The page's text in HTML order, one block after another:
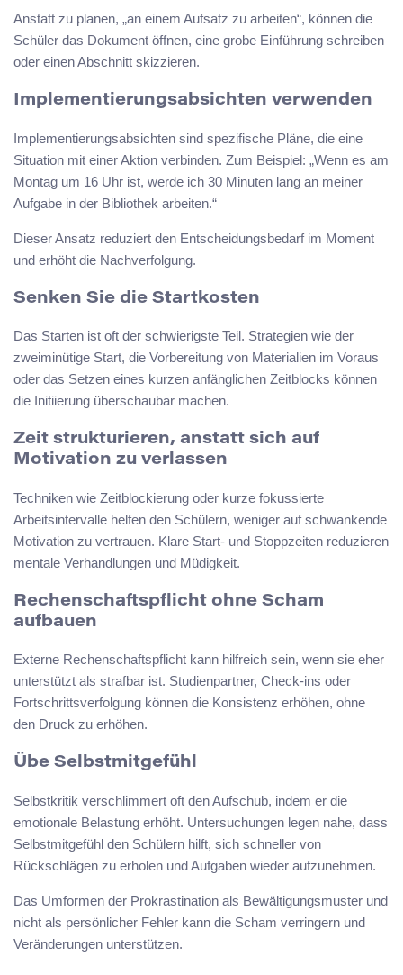
Anstatt zu planen, „an einem Aufsatz zu arbeiten“, können die
Schüler das Dokument öffnen, eine grobe Einführung schreiben
oder einen Abschnitt skizzieren.
Implementierungsabsichten verwenden
Implementierungsabsichten sind spezifische Pläne, die eine
Situation mit einer Aktion verbinden. Zum Beispiel: „Wenn es am
Montag um 16 Uhr ist, werde ich 30 Minuten lang an meiner
Aufgabe in der Bibliothek arbeiten.“
Dieser Ansatz reduziert den Entscheidungsbedarf im Moment
und erhöht die Nachverfolgung.
Senken Sie die Startkosten
Das Starten ist oft der schwierigste Teil. Strategien wie der
zweiminütige Start, die Vorbereitung von Materialien im Voraus
oder das Setzen eines kurzen anfänglichen Zeitblocks können
die Initiierung überschaubar machen.
Zeit strukturieren, anstatt sich auf
Motivation zu verlassen
Techniken wie Zeitblockierung oder kurze fokussierte
Arbeitsintervalle helfen den Schülern, weniger auf schwankende
Motivation zu vertrauen. Klare Start- und Stoppzeiten reduzieren
mentale Verhandlungen und Müdigkeit.
Rechenschaftspflicht ohne Scham
aufbauen
Externe Rechenschaftspflicht kann hilfreich sein, wenn sie eher
unterstützt als strafbar ist. Studienpartner, Check-ins oder
Fortschrittsverfolgung können die Konsistenz erhöhen, ohne
den Druck zu erhöhen.
Übe Selbstmitgefühl
Selbstkritik verschlimmert oft den Aufschub, indem er die
emotionale Belastung erhöht. Untersuchungen legen nahe, dass
Selbstmitgefühl den Schülern hilft, sich schneller von
Rückschlägen zu erholen und Aufgaben wieder aufzunehmen.
Das Umformen der Prokrastination als Bewältigungsmuster und
nicht als persönlicher Fehler kann die Scham verringern und
Veränderungen unterstützen.